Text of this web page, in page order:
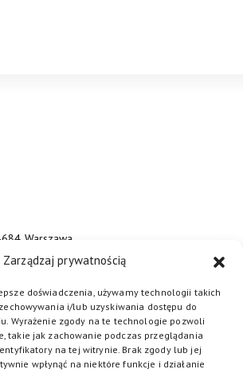
Zarządzaj prywatnością
doświadczenia, używamy technologii takich
i/lub uzyskiwania dostępu do
Wyrażenie zgody na te technologie pozwoli
takie jak zachowanie podczas przeglądania
na tej witrynie. Brak zgody lub jej
wpłynąć na niektóre funkcje i działanie
Warszawa